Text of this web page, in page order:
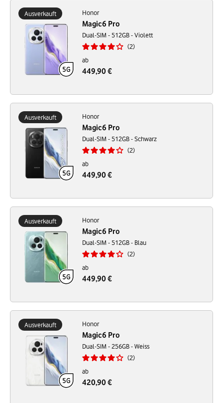
Ausverkauft Honor
Magic6 Pro
Dual-SIM - 512GB - Violett
2
ab
449,90 €
Ausverkauft Honor
Magic6 Pro
Dual-SIM - 512GB - Schwarz
2
ab
449,90 €
Ausverkauft Honor
Magic6 Pro
Dual-SIM - 512GB - Blau
2
ab
449,90 €
Ausverkauft Honor
Magic6 Pro
Dual-SIM - 256GB - Weiss
2
ab
420,90 €